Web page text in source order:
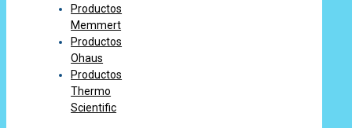
Productos
Memmert
Productos
Ohaus
Productos
Thermo
Scientific